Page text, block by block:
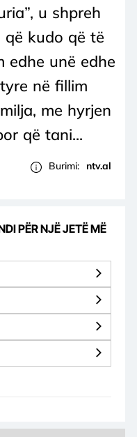
u shpreh
që kudo që të
edhe unë edhe
në fillim
me hyrjen
që tani...
Burimi: ntv.al
PËR NJË JETË MË